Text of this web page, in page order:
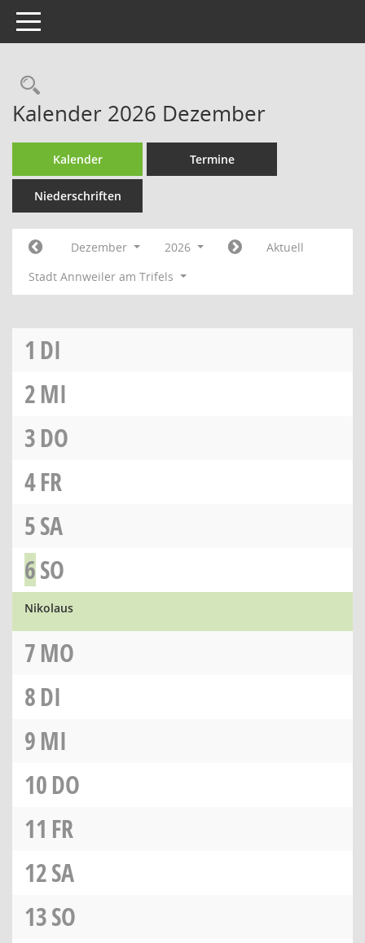
Toggle navigation
Rechercheauswahl
Kalender 2026 Dezember
Kalender Termine
Niederschriften
Dezember 2026
Aktuell
Stadt Annweiler am Trifels
1 DI
2MI
3DO
4FR
5SA
6SO
Nikolaus
7MO
8DI
9MI
10DO
11 FR
12SA
13SO